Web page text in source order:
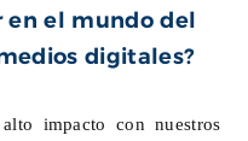
en el mundo del
digitales?
impacto con nuestros